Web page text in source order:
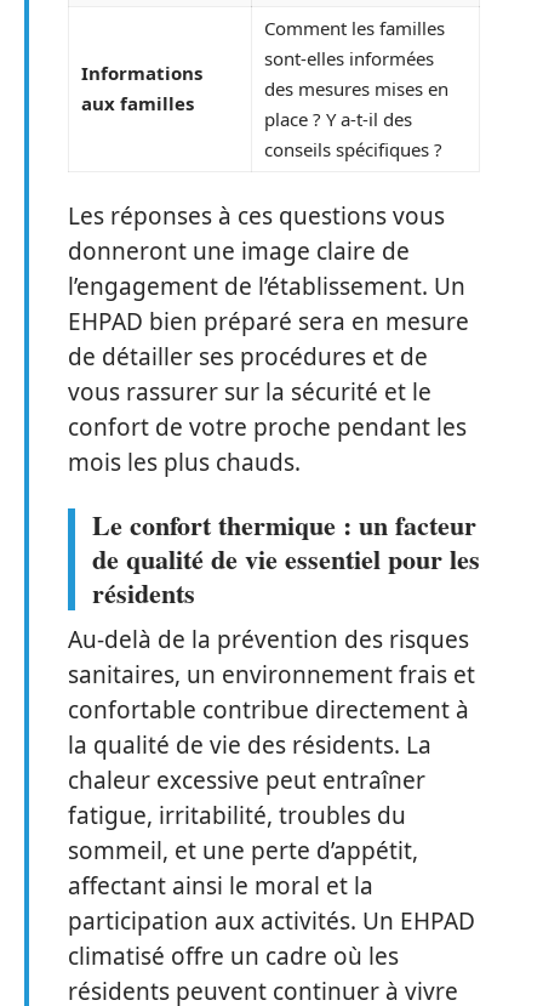
Informations
aux familles
Comment les familles
sont-elles informées
des mesures mises en
place ? Y a-t-il des
conseils spécifiques ?
Les réponses à ces questions vous
donneront une image claire de
l’engagement de l’établissement. Un
EHPAD bien préparé sera en mesure
de détailler ses procédures et de
vous rassurer sur la sécurité et le
confort de votre proche pendant les
mois les plus chauds.
Le confort thermique : un facteur
de qualité de vie essentiel pour les
résidents
Au-delà de la prévention des risques
sanitaires, un environnement frais et
confortable contribue directement à
la qualité de vie des résidents. La
chaleur excessive peut entraîner
fatigue, irritabilité, troubles du
sommeil, et une perte d’appétit,
affectant ainsi le moral et la
participation aux activités. Un EHPAD
climatisé offre un cadre où les
résidents peuvent continuer à vivre